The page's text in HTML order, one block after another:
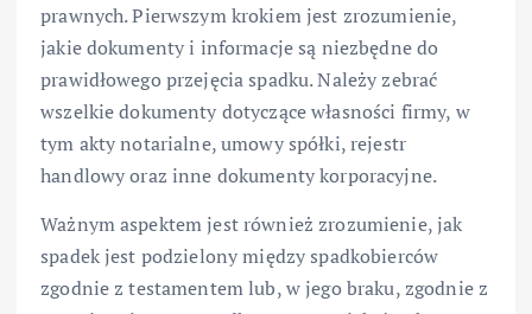
prawnych. Pierwszym krokiem jest zrozumienie,
jakie dokumenty i informacje są niezbędne do
prawidłowego przejęcia spadku. Należy zebrać
wszelkie dokumenty dotyczące własności firmy, w
tym akty notarialne, umowy spółki, rejestr
handlowy oraz inne dokumenty korporacyjne.
Ważnym aspektem jest również zrozumienie, jak
spadek jest podzielony między spadkobierców
zgodnie z testamentem lub, w jego braku, zgodnie z